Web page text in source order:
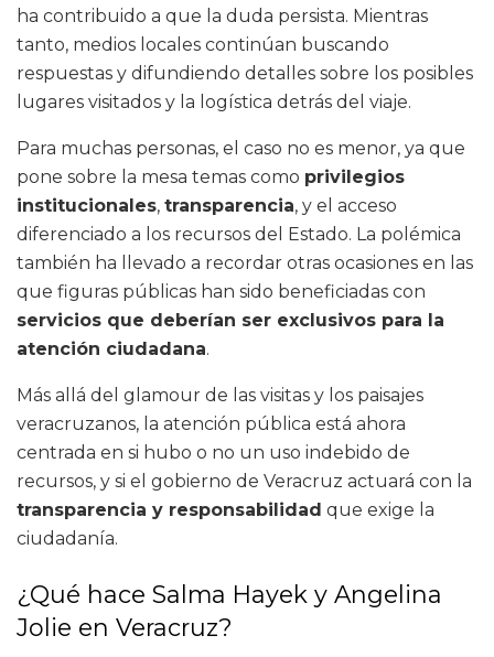
ha contribuido a que la duda persista. Mientras
tanto, medios locales continúan buscando
respuestas y difundiendo detalles sobre los posibles
lugares visitados y la logística detrás del viaje.
Para muchas personas, el caso no es menor, ya que
pone sobre la mesa temas como privilegios
institucionales, transparencia, y el acceso
diferenciado a los recursos del Estado. La polémica
también ha llevado a recordar otras ocasiones en las
que figuras públicas han sido beneficiadas con
servicios que deberían ser exclusivos para la
atención ciudadana.
Más allá del glamour de las visitas y los paisajes
veracruzanos, la atención pública está ahora
centrada en si hubo o no un uso indebido de
recursos, y si el gobierno de Veracruz actuará con la
transparencia y responsabilidad que exige la
ciudadanía.
¿Qué hace Salma Hayek y Angelina
Jolie en Veracruz?